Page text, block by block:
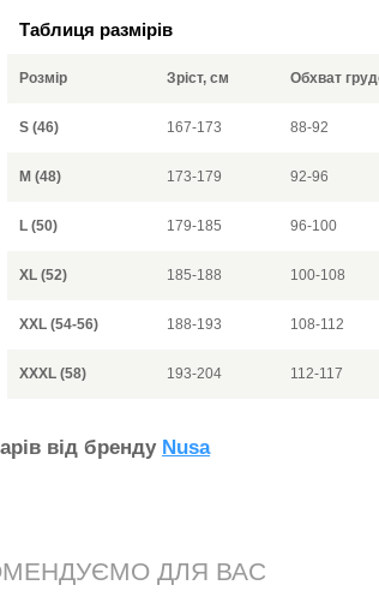
Таблиця размірів
Розмір Зріст, см Обхват
S (46) 167-173 88-92
M (48) 173-179 92-96
L (50) 179-185 96-100
XL (52) 185-188 100-108
XXL (54-56) 188-193 108-112
XXXL (58) 193-204 112-117
вiд бренду Nusa
ДЛЯ ВАС